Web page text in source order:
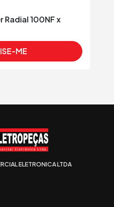
100NF x
ME
ELETRONICA LTDA